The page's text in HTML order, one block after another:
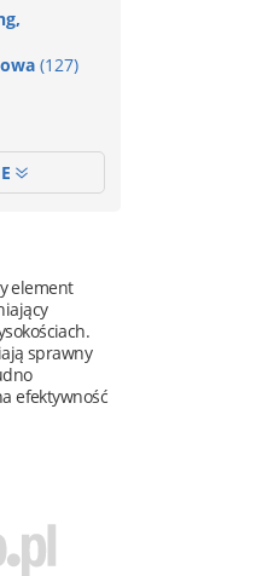
(127)
element
sprawny
efektywność